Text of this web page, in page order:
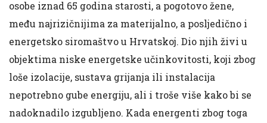
osobe iznad 65 godina starosti, a pogotovo žene,
među najrizičnijima za materijalno, a posljedično i
energetsko siromaštvo u Hrvatskoj. Dio njih živi u
objektima niske energetske učinkovitosti, koji zbog
loše izolacije, sustava grijanja ili instalacija
nepotrebno gube energiju, ali i troše više kako bi se
nadoknadilo izgubljeno. Kada energenti zbog toga